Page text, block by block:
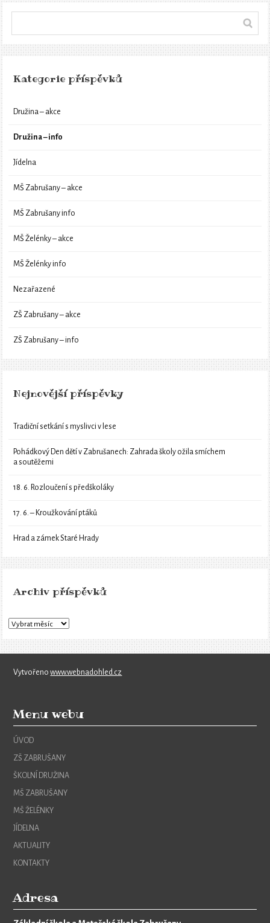
Kategorie příspěvků
Družina – akce
Družina – info
Jídelna
MŠ Zabrušany – akce
MŠ Zabrušany info
MŠ Želénky – akce
MŠ Želénky info
Nezařazené
ZŠ Zabrušany – akce
ZŠ Zabrušany – info
Nejnovější příspěvky
Tradiční setkání s myslivci v lese
Pohádkový Den dětí v Zabrušanech: Zahrada školy ožila smíchem
a soutěžemi
18. 6. Rozloučení s předškoláky
17. 6. – Kroužkování ptáků
Hrad a zámek Staré Hrady
Archiv příspěvků
Vytvořenowww.webnadohled.cz
Menu webu
ÚVOD
ZŠ ZABRUŠANY
ŠKOLNÍ DRUŽINA
MŠ ZABRUŠANY
MŠ ŽELÉNKY
JÍDELNA
AKTUALITY
KONTAKTY
Adresa